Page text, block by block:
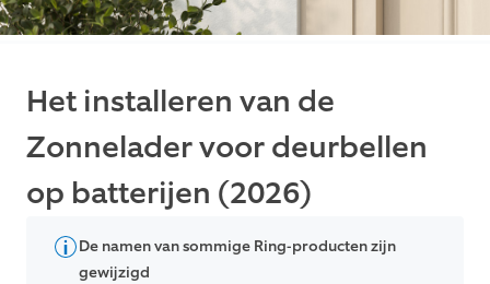
Het installeren van de
Zonnelader voor deurbellen
op batterijen (2026)
De namen van sommige Ring-producten zijn
gewijzigd